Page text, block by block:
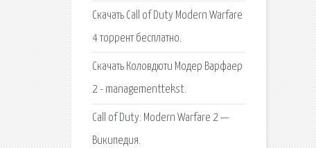
Скачать Call of Duty Modern Warfare
4 торрент бесплатно.
Скачать Коловдюти Модер Варфаер
2 - managementtekst.
Call of Duty: Modern Warfare 2 —
Википедия.